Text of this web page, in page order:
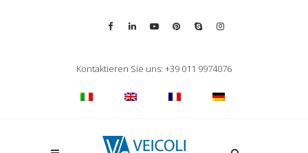
Kontaktieren Sie uns: +39 011 9974076